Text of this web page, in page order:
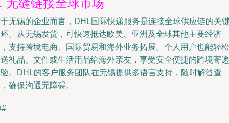
无缝链接全球市场
无锡的企业而言，DHL国际快递服务是连接全球供应链的关
。从无锡发货，可快速抵达欧美、亚洲及全球其他主要经济
支持跨境电商、国际贸易和海外业务拓展。个人用户也能轻松
礼品、文件或生活用品给海外亲友，享受安全便捷的跨境寄递
。DHL的客户服务团队在无锡提供多语言支持，随时解答查
确保沟通无障碍。